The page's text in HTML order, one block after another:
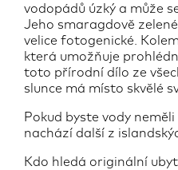
vodopádů úzký a může
Jeho smaragdově
velice fotogenické.
která umožňuje
toto přírodní dílo ze
slunce má místo skvělé
Pokud byste vody
nachází další z
Kdo hledá originální